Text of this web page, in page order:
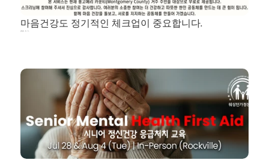
마음건강도 정기적인 체크업이 중요합니다.